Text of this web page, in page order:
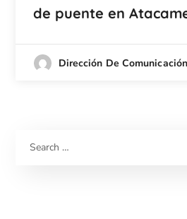
de puente en
Dirección De Comunicación